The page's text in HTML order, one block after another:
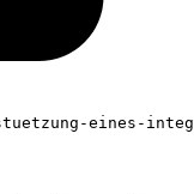
eines-